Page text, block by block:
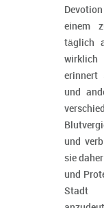
einem
täglich
erinnert
und
und
sie
und
Stadt